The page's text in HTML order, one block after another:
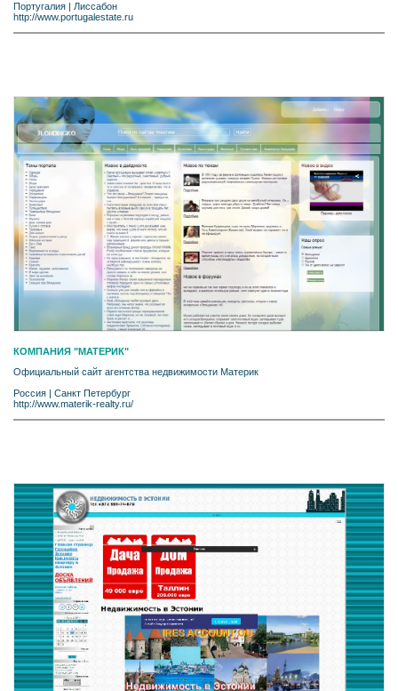
Португалия | Лиссабон
http://www.portugalestate.ru
КОМПАНИЯ "МАТЕРИК"
Официальный сайт агентства недвижимости Материк
Россия | Санкт Петербург
http://www.materik-realty.ru/